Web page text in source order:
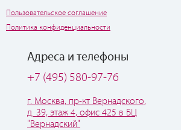
Пользовательское соглашение
Политика конфиденциальности
Адреса и телефоны
+7 (495) 580-97-76
г. Москва, пр-кт Вернадского,
д. 39, этаж 4, офис 425 в БЦ
"Вернадский"